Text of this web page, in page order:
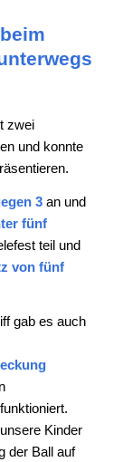
zwei
und konnte
3an und
fünf
teil und
von fünf
gab es auch
Kinder
der Ball auf